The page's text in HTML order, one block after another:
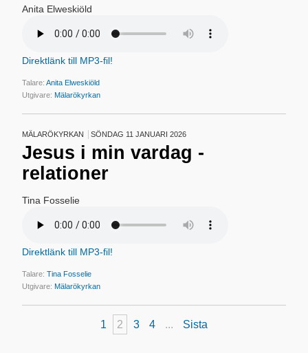
Anita Elweskiöld
Direktlänk till MP3-fil!
Talare:Anita Elweskiöld
Utgivare:Mälarökyrkan
MÄLARÖKYRKAN SÖNDAG 11 JANUARI 2026
Jesus i min vardag -
relationer
Tina Fosselie
Direktlänk till MP3-fil!
Talare:Tina Fosselie
Utgivare:Mälarökyrkan
1 2 3 4 ... Sista